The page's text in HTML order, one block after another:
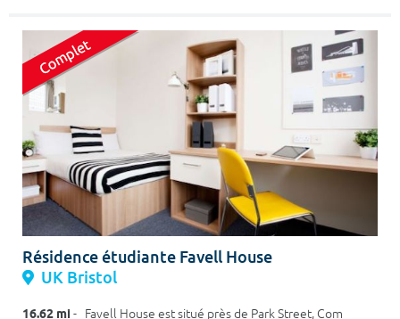
Résidence étudiante Favell House
UK Bristol
16.62 mi - Favell House est situé près de Park Street, Com